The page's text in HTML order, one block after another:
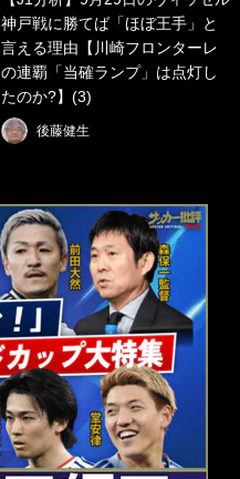
神戸戦に勝てば「ほぼ王手」と
言える理由【川崎フロンターレ
の連覇「当確ランプ」は点灯し
たのか?】(3)
後藤健生